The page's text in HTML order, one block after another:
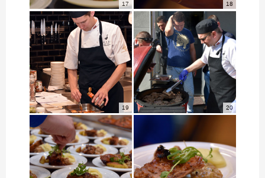
17 18
19 20